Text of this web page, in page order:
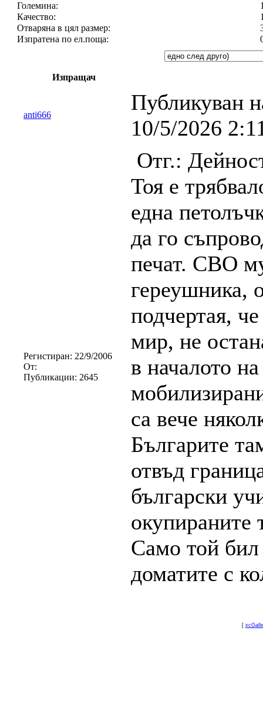
Големина:
Качество:
Отваряна в цял размер:
Изпратена по ел.поща:
Изпращач
anti666
Публикуван
10/5/2026
Регистиран: 22/9/2006
От:
Публикации: 2645
Отг.:
Тоя е
една
да го
печат. СВО
гереушника,
подчертая,
мир, не
в началото
са вече
Българите
отвъд
български
окупираните
Само той
доматите с
[